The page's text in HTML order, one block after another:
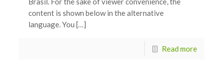
content is shown below in the alternative
language. You […]
Read more